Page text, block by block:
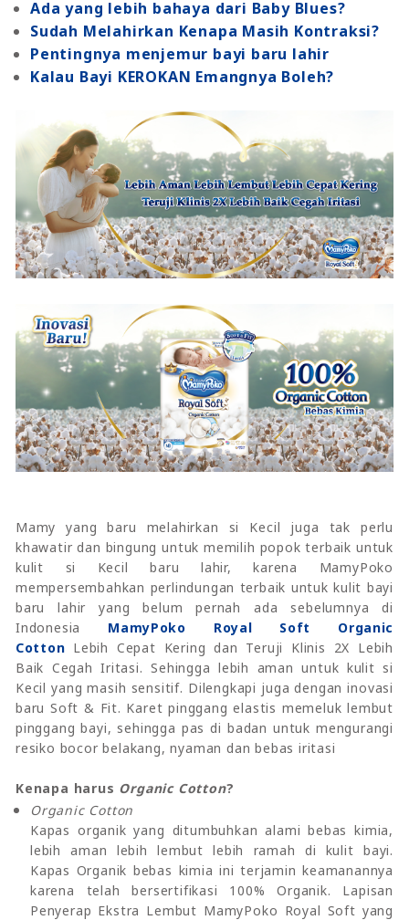
Ada yang lebih bahaya dari Baby Blues?
Sudah Melahirkan Kenapa Masih Kontraksi?
Pentingnya menjemur bayi baru lahir
Kalau Bayi KEROKAN Emangnya Boleh?
Mamy yang baru melahirkan si Kecil juga tak perlu
khawatir dan bingung untuk memilih popok terbaik untuk
kulit si Kecil baru lahir, karena MamyPoko
mempersembahkan perlindungan terbaik untuk kulit bayi
baru lahir yang belum pernah ada sebelumnya di
Indonesia MamyPoko Royal Soft Organic
Cotton Lebih Cepat Kering dan Teruji Klinis 2X Lebih
Baik Cegah Iritasi. Sehingga lebih aman untuk kulit si
Kecil yang masih sensitif. Dilengkapi juga dengan inovasi
baru Soft & Fit. Karet pinggang elastis memeluk lembut
pinggang bayi, sehingga pas di badan untuk mengurangi
resiko bocor belakang, nyaman dan bebas iritasi
Kenapa harus Organic Cotton?
Organic Cotton
Kapas organik yang ditumbuhkan alami bebas kimia,
lebih aman lebih lembut lebih ramah di kulit bayi.
Kapas Organik bebas kimia ini terjamin keamanannya
karena telah bersertifikasi 100% Organik. Lapisan
Penyerap Ekstra Lembut MamyPoko Royal Soft yang